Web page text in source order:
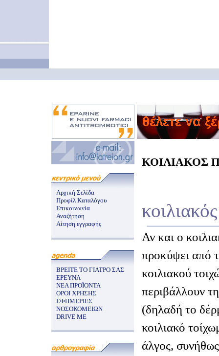
Αρχική Σελίδα
Προφίλ Καταλόγου
Επικοινωνία
Αναζήτηση
Αίτηση εγγραφής
ΒΡΕΙΤΕ ΤΟ ΓΙΑΤΡΟ ΣΑΣ
ΕΡΕΥΝΑ
ΝΕΑ ΠΡΟΪΟΝΤΑ
ΟΡΟΙ ΧΡΗΣΗΣ
ΕΦΗΜΕΡΙΕΣ
ΝΟΣΟΚΟΜΕΙΩΝ
DRIVE ME
ΚΟΙΛΙΑΚΟΣ
Αν και ο
προκύψει από
κοιλιακού
περιβάλλουν
(δηλαδή το
κοιλιακό
άλγος, συνήθως